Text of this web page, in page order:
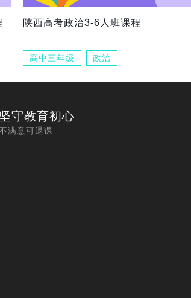
陕西高考政治3-6人班课程
高中三年级 政治
坚守教育初心
满意可退课